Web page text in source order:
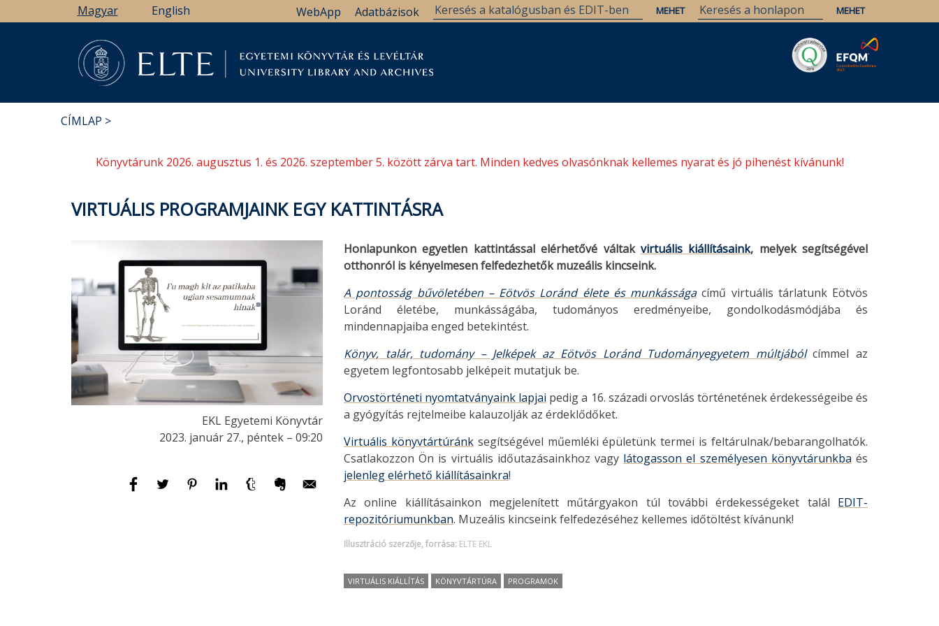
a
Magyar English Adatbázisok
WebApp
CÍMLAP
Könyvtárunk 2026. augusztus 1. és 2026. szeptember 5. között zárva tart. Minden kedves olvasónknak kellemes nyarat és jó pihenést kívánunk!
VIRTUÁLIS PROGRAMJAINK EGY KATTINTÁSRA
EKL Egyetemi Könyvtár
2023. január 27., péntek – 09:20
Honlapunkon egyetlen kattintással elérhetővé váltak virtuális kiállításaink, melyek segítségével
otthonról is kényelmesen felfedezhetők muzeális kincseink.
A pontosság bűvöletében – Eötvös Loránd élete és munkásságacímű virtuális tárlatunk Eötvös
Loránd életébe, munkásságába, tudományos eredményeibe, gondolkodásmódjába és
mindennapjaiba enged betekintést.
Könyv, talár, tudomány – Jelképek az Eötvös Loránd Tudományegyetem múltjábólcímmel az
egyetem legfontosabb jelképeit mutatjuk be.
Orvostörténeti nyomtatványaink lapjai pedig a 16. századi orvoslás történetének érdekességeibe és
a gyógyítás rejtelmeibe kalauzolják az érdeklődőket.
Virtuális könyvtártúránksegítségével műemléki épületünk termei is feltárulnak/bebarangolhatók.
Csatlakozzon Ön is virtuális időutazásainkhoz vagy látogasson el személyesen könyvtárunkba és
jelenleg elérhető kiállításainkra!
Az online kiállításainkon megjelenített műtárgyakon túl további érdekességeket talál EDIT-
repozitóriumunkban. Muzeális kincseink felfedezéséhez kellemes időtöltést kívánunk!
Illusztráció szerzője, forrása: ELTE EKL
VIRTUÁLIS KIÁLLÍTÁS KÖNYVTÁRTÚRA PROGRAMOK